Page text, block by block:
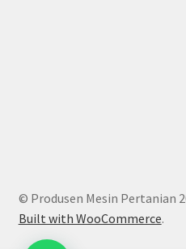
© Produsen Mesin Pertanian
Built with WooCommerce.